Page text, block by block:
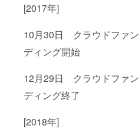
[2017年]
10月30日 クラウドファン
ディング開始
12月29日 クラウドファン
ディング終了
[2018年]